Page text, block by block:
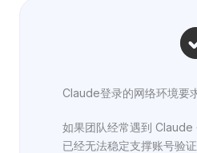
Claude登录的网络环境要
如果团队经常遇到 Claude
已经无法稳定支撑账号验